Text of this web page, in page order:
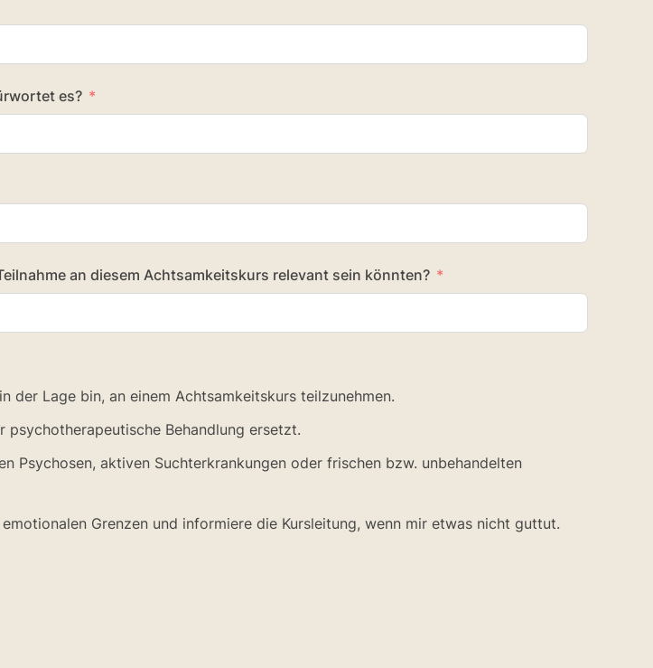
es?
an diesem Achtsamkeitskurs relevant sein könnten?
Lage bin, an einem Achtsamkeitskurs teilzunehmen.
Behandlung ersetzt.
Psychosen, aktiven Suchterkrankungen oder frischen bzw. unbehandelten
Grenzen und informiere die Kursleitung, wenn mir etwas nicht guttut.